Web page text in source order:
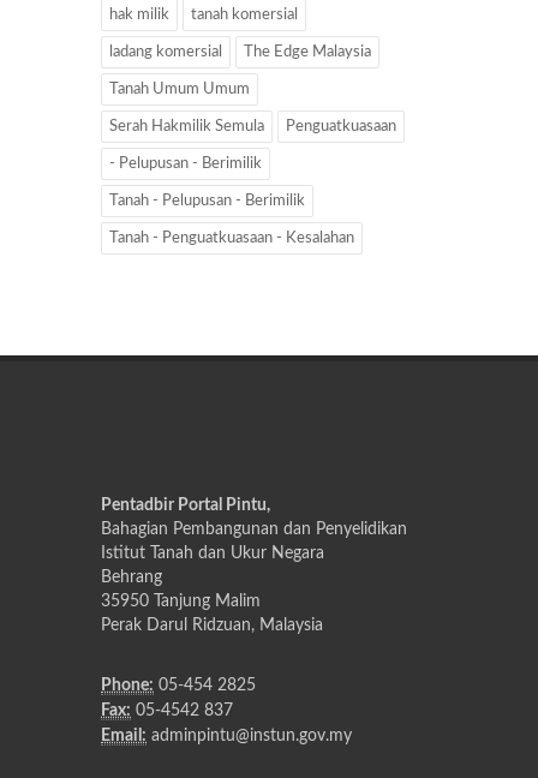
hak milik tanah komersial
ladang komersial The Edge Malaysia
Tanah Umum Umum
Serah Hakmilik Semula Penguatkuasaan
- Pelupusan - Berimilik
Tanah - Pelupusan - Berimilik
Tanah - Penguatkuasaan - Kesalahan
Pentadbir Portal Pintu,
Bahagian Pembangunan dan Penyelidikan
Istitut Tanah dan Ukur Negara
Behrang
35950 Tanjung Malim
Perak Darul Ridzuan, Malaysia
Phone: 05-454 2825
Fax: 05-4542 837
Email: adminpintu@instun.gov.my